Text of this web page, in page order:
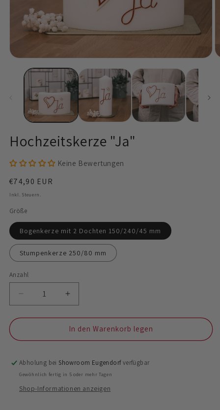
Hochzeitskerze "Ja"
Keine Bewertungen
Normaler
Preis
€74,90 EUR
Inkl. Steuern.
Größe
Bogenkerze mit 2 Dochten 150/240/45 mm
Stumpenkerze 250/80 mm
Anzahl
Anzahl
Verringere
die
Menge
Hochzeitskerze
Erhöhe
die
Menge
für
Hochzeitskerze
In den Warenkorb legen
Abholung bei Showroom Eugendorfverfügbar
Gewöhnlich fertig in 5 oder mehr Tagen
Shop-Informationen anzeigen